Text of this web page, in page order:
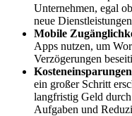
Unternehmen, egal
neue
Mobile
Apps nutzen, um
Verzögerungen
Kosteneinsparungen
ein großer Schritt
langfristig Geld
Aufgaben und